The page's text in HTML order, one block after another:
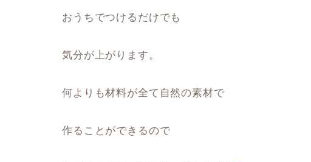
おうちでつけるだけでも
気分が上がります。
何よりも材料が全て自然の素材で
作ることができるので